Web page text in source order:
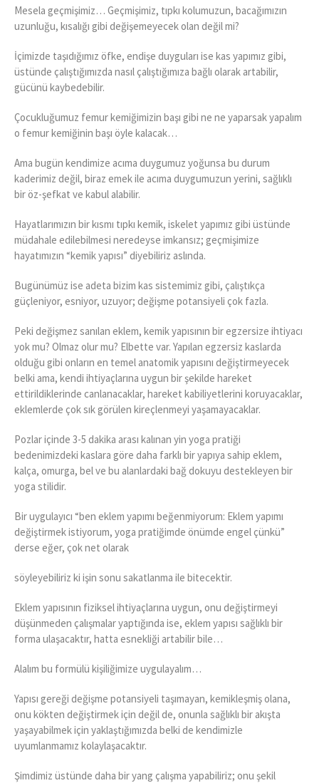
Mesela geçmişimiz… Geçmişimiz, tıpkı kolumuzun, bacağımızın
uzunluğu, kısalığı gibi değişemeyecek olan değil mi?
İçimizde taşıdığımız öfke, endişe duyguları ise kas yapımız gibi,
üstünde çalıştığımızda nasıl çalıştığımıza bağlı olarak artabilir,
gücünü kaybedebilir.
Çocukluğumuz femur kemiğimizin başı gibi ne ne yaparsak yapalım
o femur kemiğinin başı öyle kalacak…
Ama bugün kendimize acıma duygumuz yoğunsa bu durum
kaderimiz değil, biraz emek ile acıma duygumuzun yerini, sağlıklı
bir öz-şefkat ve kabul alabilir.
Hayatlarımızın bir kısmı tıpkı kemik, iskelet yapımız gibi üstünde
müdahale edilebilmesi neredeyse imkansız; geçmişimize
hayatımızın “kemik yapısı” diyebiliriz aslında.
Bugünümüz ise adeta bizim kas sistemimiz gibi, çalıştıkça
güçleniyor, esniyor, uzuyor; değişme potansiyeli çok fazla.
Peki değişmez sanılan eklem, kemik yapısının bir egzersize ihtiyacı
yok mu? Olmaz olur mu? Elbette var. Yapılan egzersiz kaslarda
olduğu gibi onların en temel anatomik yapısını değiştirmeyecek
belki ama, kendi ihtiyaçlarına uygun bir şekilde hareket
ettirildiklerinde canlanacaklar, hareket kabiliyetlerini koruyacaklar,
eklemlerde çok sık görülen kireçlenmeyi yaşamayacaklar.
Pozlar içinde 3-5 dakika arası kalınan yin yoga pratiği
bedenimizdeki kaslara göre daha farklı bir yapıya sahip eklem,
kalça, omurga, bel ve bu alanlardaki bağ dokuyu destekleyen bir
yoga stilidir.
Bir uygulayıcı “ben eklem yapımı beğenmiyorum: Eklem yapımı
değiştirmek istiyorum, yoga pratiğimde önümde engel çünkü”
derse eğer, çok net olarak
söyleyebiliriz ki işin sonu sakatlanma ile bitecektir.
Eklem yapısının fiziksel ihtiyaçlarına uygun, onu değiştirmeyi
düşünmeden çalışmalar yaptığında ise, eklem yapısı sağlıklı bir
forma ulaşacaktır, hatta esnekliği artabilir bile…
Alalım bu formülü kişiliğimize uygulayalım…
Yapısı gereği değişme potansiyeli taşımayan, kemikleşmiş olana,
onu kökten değiştirmek için değil de, onunla sağlıklı bir akışta
yaşayabilmek için yaklaştığımızda belki de kendimizle
uyumlanmamız kolaylaşacaktır.
Şimdimiz üstünde daha bir yang çalışma yapabiliriz; onu şekil